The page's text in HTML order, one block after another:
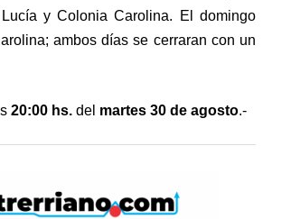
y Colonia Carolina. El domingo
ambos días se cerraran con un
20:00 hs. del martes 30 de agosto.-